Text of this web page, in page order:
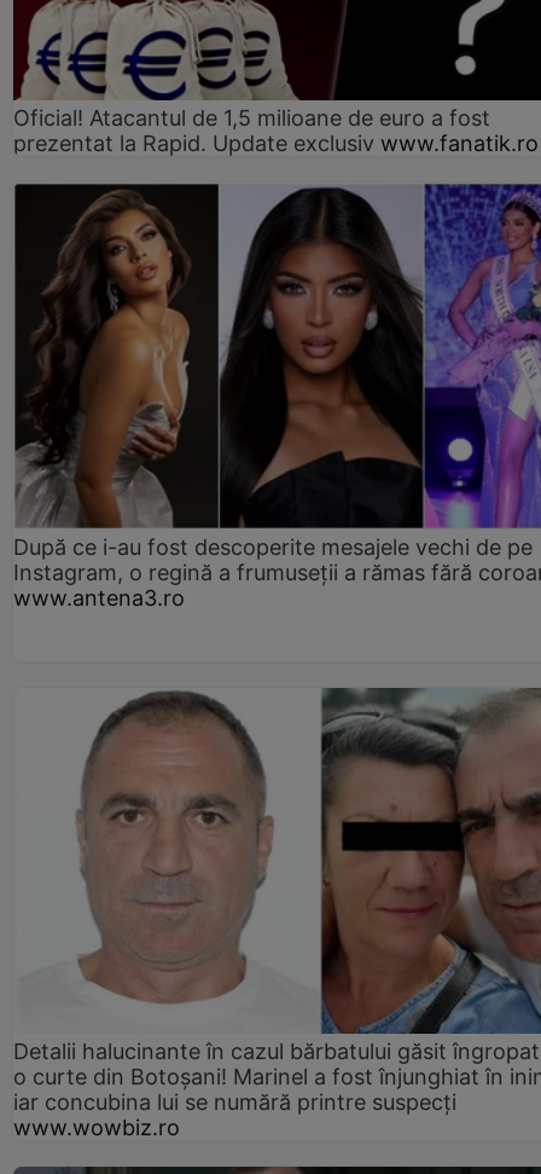
Oficial! Atacantul de 1,5 milioane de euro a fost
prezentat la Rapid. Update exclusiv www.fanatik.ro
După ce i-au fost descoperite mesajele vechi de pe
Instagram, o regină a frumuseții a rămas fără
www.antena3.ro
Detalii halucinante în cazul bărbatului găsit
o curte din Botoșani! Marinel a fost înjunghiat în
iar concubina lui se numără printre suspecți
www.wowbiz.ro